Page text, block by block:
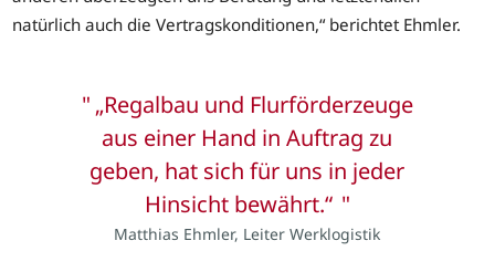
natürlich auch die Vertragskonditionen,“ berichtet Ehmler.
„Regalbau und Flurförderzeuge
aus einer Hand in Auftrag zu
geben, hat sich für uns in jeder
Hinsicht bewährt.“
Matthias Ehmler, Leiter Werklogistik